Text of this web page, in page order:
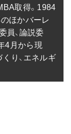
取得。1984
ほかバーレ
員、論説委
4月から現
り、エネルギ